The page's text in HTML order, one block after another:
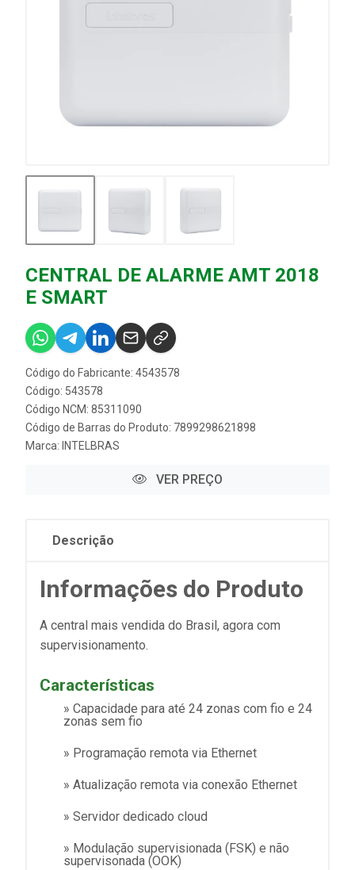
CENTRAL DE ALARME AMT 2018
E SMART
Código do Fabricante: 4543578
Código: 543578
Código NCM: 85311090
Código de Barras do Produto: 7899298621898
Marca: INTELBRAS
VER PREÇO
Descrição
Informações do Produto
A central mais vendida do Brasil, agora com
supervisionamento.
Características
» Capacidade para até 24 zonas com fio e 24
zonas sem fio
» Programação remota via Ethernet
» Atualização remota via conexão Ethernet
» Servidor dedicado cloud
» Modulação supervisionada (FSK) e não
supervisonada (OOK)